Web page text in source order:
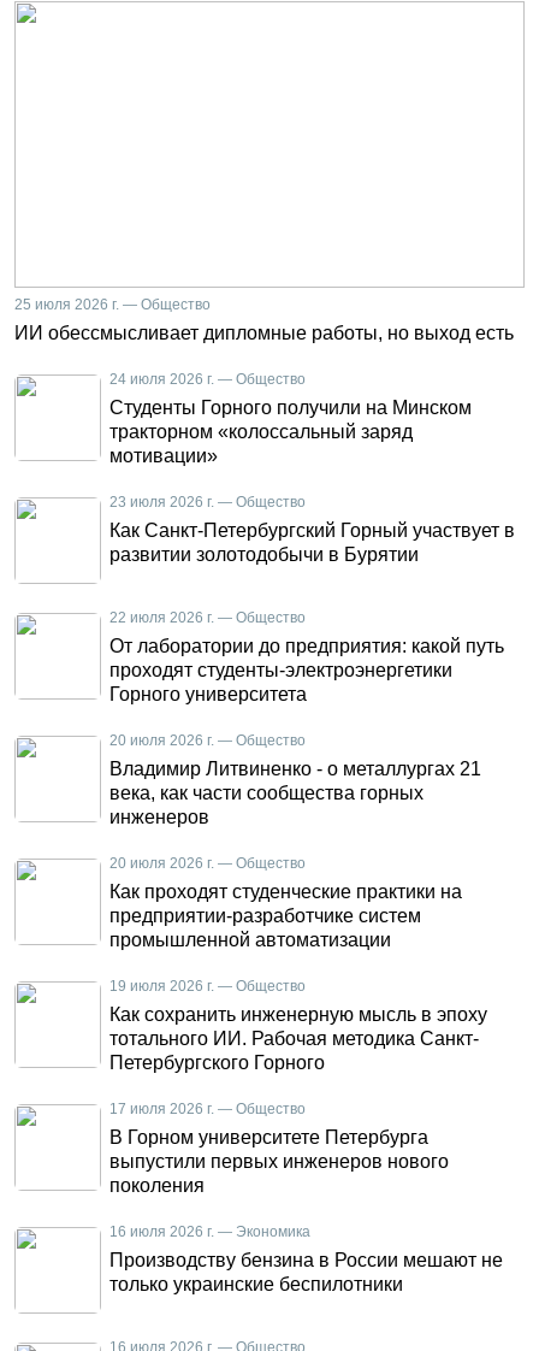
25 июля 2026 г. — Общество
ИИ обессмысливает дипломные работы, но выход есть
24 июля 2026 г. — Общество
Студенты Горного получили на Минском
тракторном «колоссальный заряд
мотивации»
23 июля 2026 г. — Общество
Как Санкт-Петербургский Горный участвует в
развитии золотодобычи в Бурятии
22 июля 2026 г. — Общество
От лаборатории до предприятия: какой путь
проходят студенты-электроэнергетики
Горного университета
20 июля 2026 г. — Общество
Владимир Литвиненко - о металлургах 21
века, как части сообщества горных
инженеров
20 июля 2026 г. — Общество
Как проходят студенческие практики на
предприятии-разработчике систем
промышленной автоматизации
19 июля 2026 г. — Общество
Как сохранить инженерную мысль в эпоху
тотального ИИ. Рабочая методика Санкт-
Петербургского Горного
17 июля 2026 г. — Общество
В Горном университете Петербурга
выпустили первых инженеров нового
поколения
16 июля 2026 г. — Экономика
Производству бензина в России мешают не
только украинские беспилотники
16 июля 2026 г. — Общество